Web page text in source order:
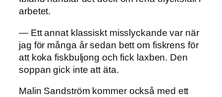
arbetet.
— Ett annat klassiskt misslyckande var när
jag för många år sedan bett om fiskrens för
att koka fiskbuljong och fick laxben. Den
soppan gick inte att äta.
Malin Sandström kommer också med ett